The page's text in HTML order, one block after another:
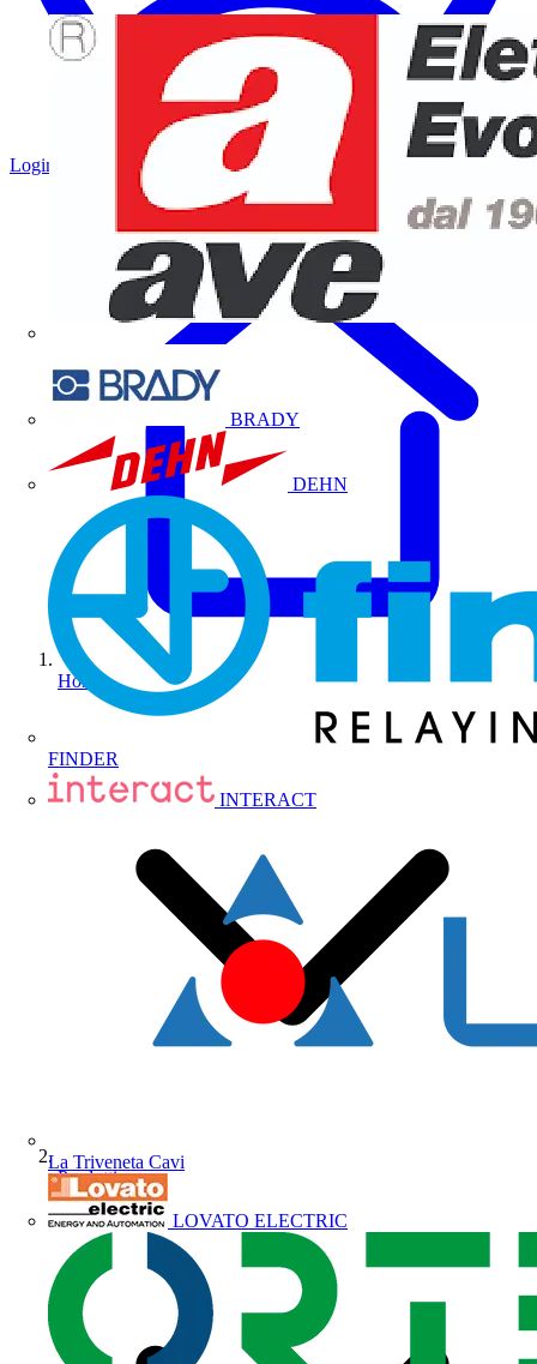
BRADY
DEHN
FINDER
INTERACT
La Triveneta Cavi
LOVATO ELECTRIC
Login
Home
Prodotti